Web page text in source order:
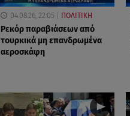
04.08.26, 22:05 ΠΟΛΙΤΙΚΗ
Ρεκόρ παραβιάσεων από
τουρκικά μη επανδρωμένα
αεροσκάφη